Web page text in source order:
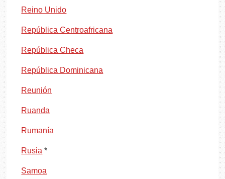
Reino Unido
República Centroafricana
República Checa
República Dominicana
Reunión
Ruanda
Rumanía
Rusia *
Samoa